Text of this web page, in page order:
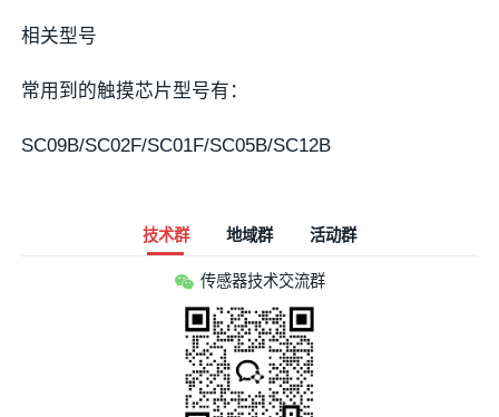
相关型号
常用到的触摸芯片型号有：
SC09B/SC02F/SC01F/SC05B/SC12B
技术群 地域群 活动群
传感器技术交流群